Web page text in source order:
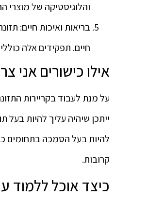
והלוגיסטיקה של מוצרי
חיים. תפקידים אלה
אילו כישורים אני
על מנת לעבוד בקריירות
ייתכן שיהיה עליך להיות בעל
להיות בעל הסמכה בתחומים
קרובות.
כיצד אוכל ללמוד